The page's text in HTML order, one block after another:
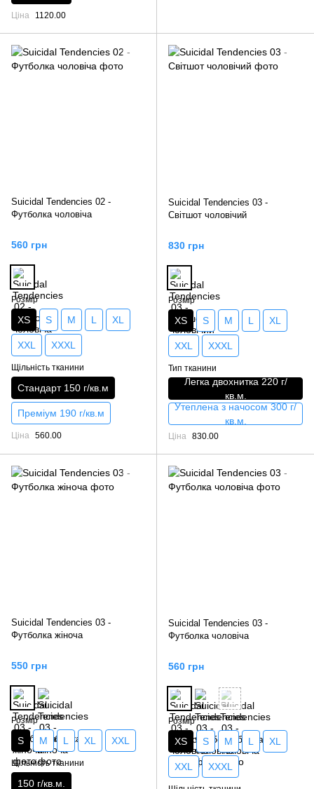
Ціна 1120.00
Suicidal Tendencies 02 -
Футболка чоловіча
560 грн
Розмір
XS S M L XL
XXL XXXL
Щільність тканини
Стандарт 150 г/кв.м
Преміум 190 г/кв.м
Ціна 560.00
Suicidal Tendencies 03 -
Світшот чоловічий
830 грн
Розмір
XS S M L XL
XXL XXXL
Тип тканини
Легка двохнитка 220 г/
кв.м.
Утеплена з начосом 300 г/
кв.м.
Ціна 830.00
Suicidal Tendencies 03 -
Футболка жіноча
550 грн
Розмір
S M L XL XXL
Щільність тканини
150 г/кв.м.
Suicidal Tendencies 03 -
Футболка чоловіча
560 грн
Розмір
XS S M L XL
XXL XXXL